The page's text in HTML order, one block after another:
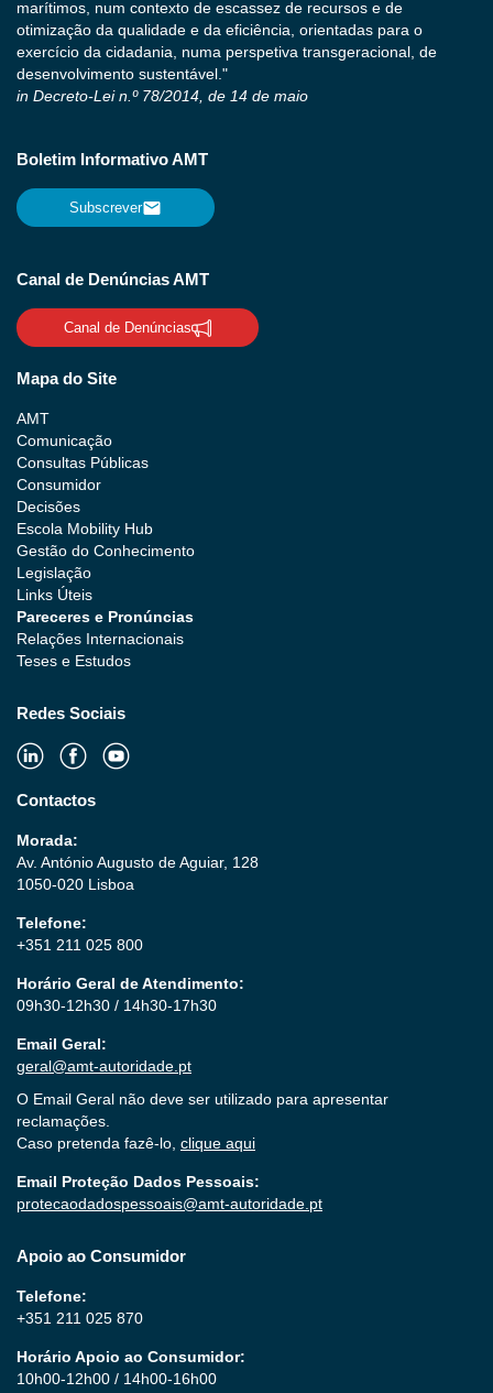
marítimos, num contexto de escassez de recursos e de
otimização da qualidade e da eficiência, orientadas para o
exercício da cidadania, numa perspetiva transgeracional, de
desenvolvimento sustentável."
in Decreto-Lei n.º 78/2014, de 14 de maio
Boletim Informativo AMT
Subscrever
Canal de Denúncias AMT
Canal de Denúncias
Mapa do Site
AMT
Comunicação
Consultas Públicas
Consumidor
Decisões
Escola Mobility Hub
Gestão do Conhecimento
Legislação
Links Úteis
Pareceres e Pronúncias
Relações Internacionais
Teses e Estudos
Redes Sociais
Contactos
Morada:
Av. António Augusto de Aguiar, 128
1050-020 Lisboa
Telefone:
+351 211 025 800
Horário Geral de Atendimento:
09h30-12h30 / 14h30-17h30
Email Geral:
geral@amt-autoridade.pt
O Email Geral não deve ser utilizado para apresentar
reclamações.
Caso pretenda fazê-lo, clique aqui
Email Proteção Dados Pessoais:
protecaodadospessoais@amt-autoridade.pt
Apoio ao Consumidor
Telefone:
+351 211 025 870
Horário Apoio ao Consumidor:
10h00-12h00 / 14h00-16h00